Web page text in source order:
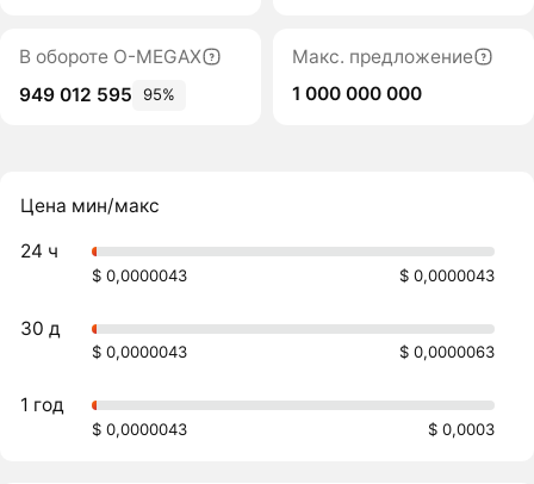
В обороте O-MEGAX
949 012 595
95%
Макс. предложение
1 000 000 000
Цена мин/макс
24 ч
$ 0,0000043 $ 0,0000043
30 д
$ 0,0000043 $ 0,0000063
1 год
$ 0,0000043 $ 0,0003